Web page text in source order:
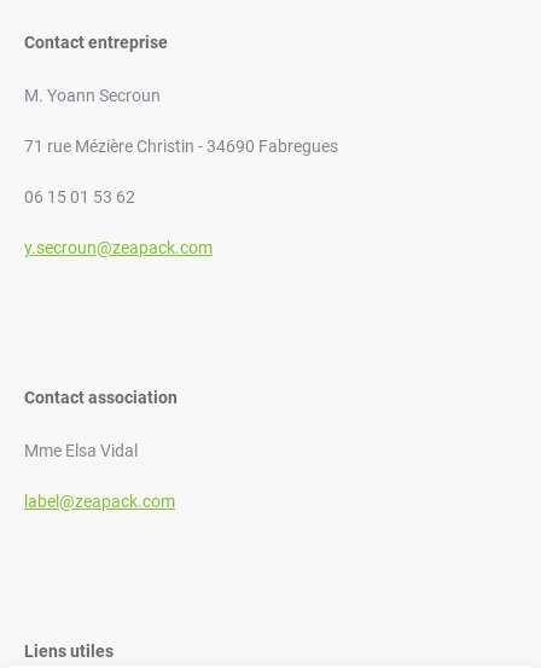
Contact entreprise
M. Yoann Secroun
71 rue Mézière Christin - 34690 Fabregues
06 15 01 53 62
y.secroun@zeapack.com
Contact association
Mme Elsa Vidal
label@zeapack.com
Liens utiles